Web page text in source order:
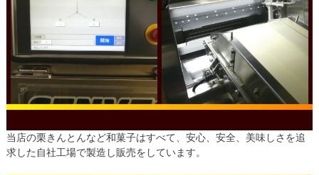
当店の栗きんとんなど和菓子はすべて、安心、安全、美味しさを追
求した自社工場で製造し販売をしています。